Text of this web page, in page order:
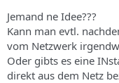
Jemand ne Idee???
Kann man evtl.
vom Netzwerk
Oder gibts es eine
direkt aus dem Netz